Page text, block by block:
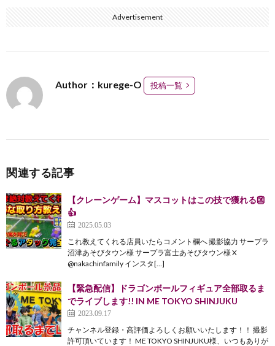
Advertisement
Author：kurege-O 投稿一覧
関連する記事
【クレーンゲーム】マスコットはこの技で獲れる👺
👍
2025.05.03
これ教えてくれる店員いたらコメント欄へ 撮影協力 サープラ
沼津あそびタウン様 サープラ富士あそびタウン様 X
@nakachinfamily インスタ[…]
【緊急配信】ドラゴンボールフィギュア全部取るま
でライブします!! IN ME TOKYO SHINJUKU
2023.09.17
チャンネル登録・高評価よろしくお願いいたします！！ 撮影
許可頂いています！ ME TOKYO SHINJUKU様、いつもありが